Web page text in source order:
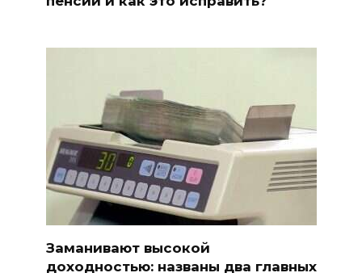
Заманивают высокой
доходностью: названы два главных